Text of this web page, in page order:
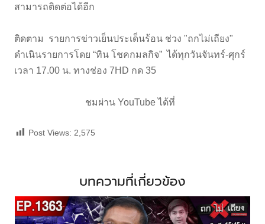
สามารถติดต่อได้อีก
ติดตาม รายการข่าวเย็นประเด็นร้อน ช่วง "ถกไม่เถียง"
ดำเนินรายการโดย “ทิน โชคกมลกิจ” ได้ทุกวันจันทร์-ศุกร์
เวลา 17.00 น. ทางช่อง 7HD กด 35
ชมผ่าน YouTube ได้ที่
Post Views: 2,575
บทความที่เกี่ยวข้อง